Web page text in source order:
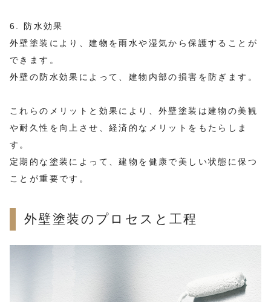
6. 防水効果
外壁塗装により、建物を雨水や湿気から保護することが
できます。
外壁の防水効果によって、建物内部の損害を防ぎます。
これらのメリットと効果により、外壁塗装は建物の美観
や耐久性を向上させ、経済的なメリットをもたらしま
す。
定期的な塗装によって、建物を健康で美しい状態に保つ
ことが重要です。
外壁塗装のプロセスと工程